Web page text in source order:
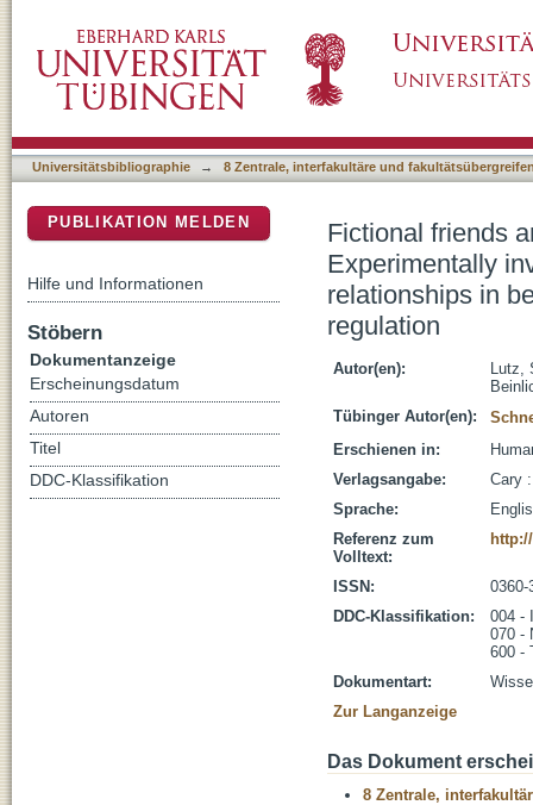
of para-/orthosocial relationships in
Universitätsbibliographie → 8 Zentrale, interfakultäre und
Fictional friends
Experimentally
relationships in
regulation
Autor(en):
Lutz,
Tübinger Autor(en):
Erschienen in:
Verlagsangabe:
Cary
Sprache:
Referenz zum
Volltext:
ISSN:
0360-
DDC-Klassifikation:
004 -
070 -
600 -
Dokumentart:
Zur Langanzeige
Das Dokument
8 Zentrale,
PUBLIKATION MELDEN
Hilfe und Informationen
Stöbern
Dokumentanzeige
Erscheinungsdatum
Autoren
Titel
DDC-Klassifikation